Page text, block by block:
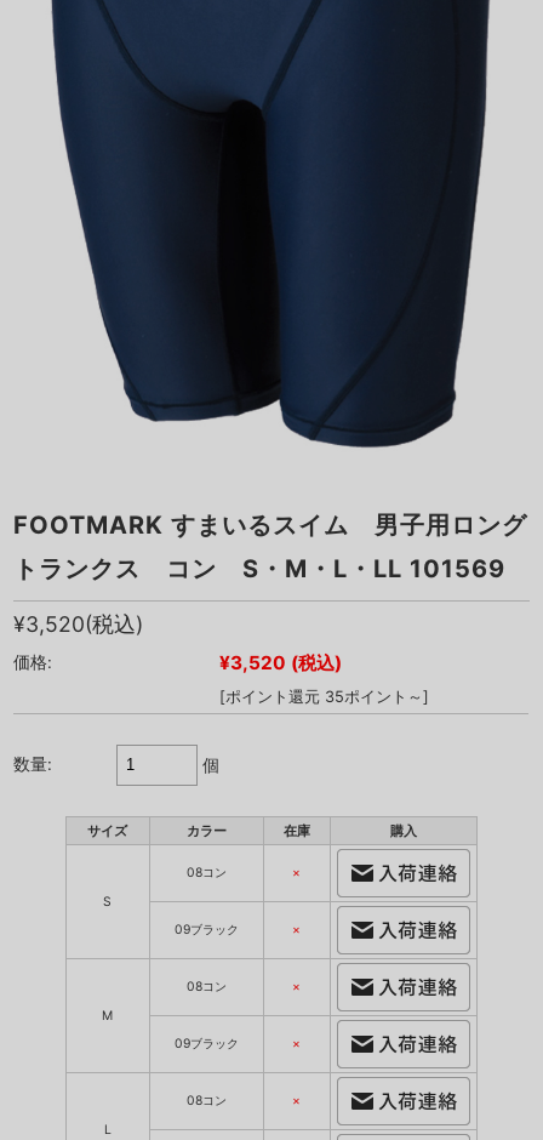
FOOTMARK すまいるスイム 男子用ロング
トランクス コン S・M・L・LL 101569
¥3,520(税込)
価格: ¥3,520 (税込)
[ポイント還元 35ポイント～]
数量: 個
サイズ カラー 在庫 購入
S
08コン ×
09ブラック ×
M
08コン ×
09ブラック ×
L
08コン ×